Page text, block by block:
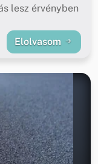
lesz érvényben
Elolvasom